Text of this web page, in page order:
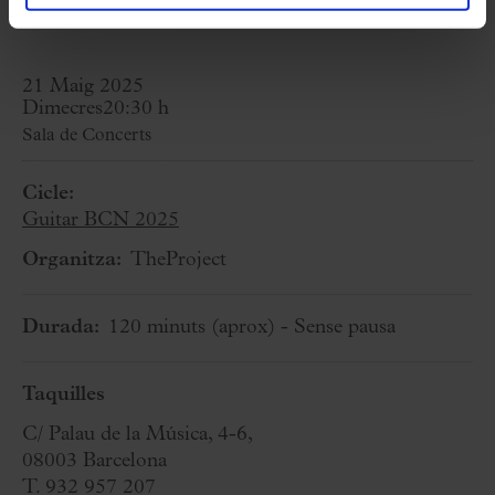
Hania Rani
21 Maig 2025
Dimecres20:30 h
Sala de Concerts
Cicle:
Guitar BCN 2025
Organitza: TheProject
Durada: 120 minuts (aprox) - Sense pausa
Taquilles
C/ Palau de la Música, 4-6,
08003 Barcelona
T. 932 957 207